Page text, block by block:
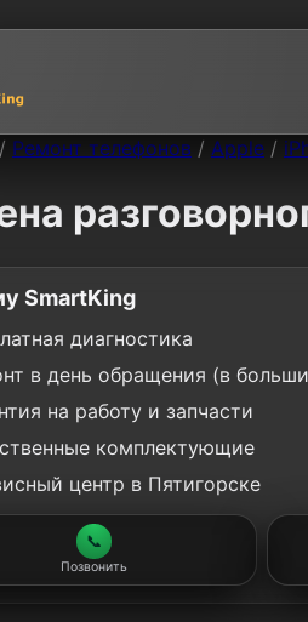
/ Ремонт телефонов / Apple /
SmartKing
диагностика
в день обращения (в
на работу и запчасти
комплектующие
центр в Пятигорске
📞
Позвонить